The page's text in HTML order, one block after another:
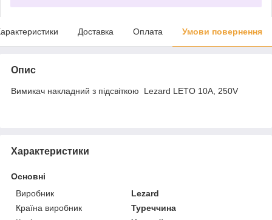
Доставка Оплата Умови повернення
Опис
Вимикач накладний з підсвіткою Lezard LETO 10A, 250V
Характеристики
Основні
Виробник
Lezard
Країна виробник
Туреччина